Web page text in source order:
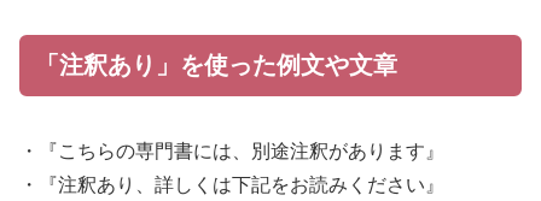
「注釈あり」を使った例文や文章
・『こちらの専門書には、別途注釈があります』
・『注釈あり、詳しくは下記をお読みください』